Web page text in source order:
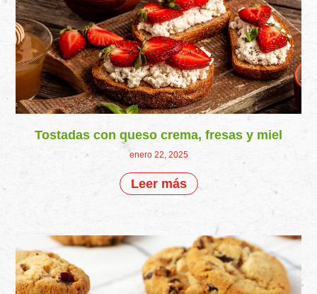
Tostadas con queso crema, fresas y miel
enero 22, 2025
Leer más